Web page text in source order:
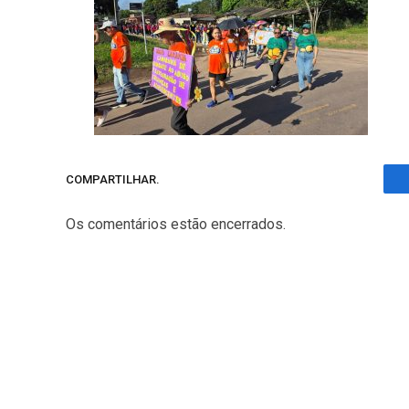
COMPARTILHAR.
Os comentários estão encerrados.